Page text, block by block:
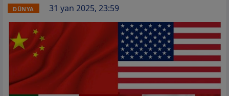
DÜNYA 31 yan 2025, 23:59